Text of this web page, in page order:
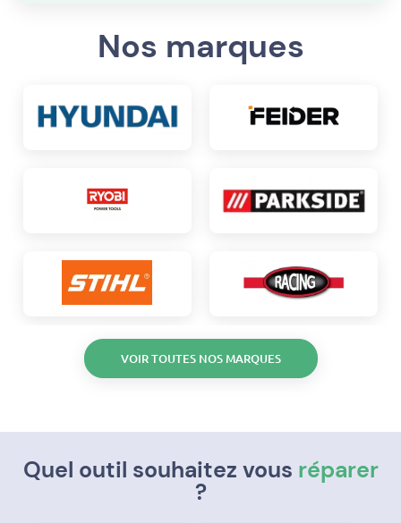
Nos marques
VOIR TOUTES NOS MARQUES
Quel outil souhaitez vous réparer
?